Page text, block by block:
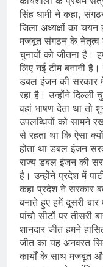
सिंह धामी ने कहा,
जिला अध्यक्षों का
मजबूत संगठन के नेतृत्व
चुनावों को जीतना है।
लिए नई टीम बनानी है।
डबल इंजन की सरकार
रहा है। उन्होंने
वहां भाषण देता था तो
उपलब्धियों को सामने
से रहता था कि ऐसा
होता था डबल इंजन
राज्य डबल इंजन की
है। उन्होंने प्रदेश में
कहा प्रदेश ने सरकार
बनाते हुए हमें दूसरी
पांचो सीटों पर तीसरी
शानदार जीत हमने
जीत का यह अनवरत
कार्यों के साथ मजबूत